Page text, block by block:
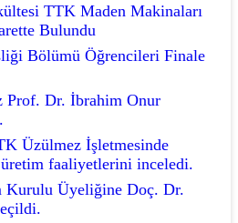
TTK Maden Makinaları
Bulundu
Bölümü Öğrencileri Finale
Prof. Dr. İbrahim Onur
Üzülmez İşletmesinde
üretim faaliyetlerini inceledi.
Kurulu Üyeliğine Doç. Dr.